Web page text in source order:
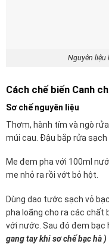
Nguyên liệu
Cách chế biến Canh
Sơ chế nguyên liệu
Thơm, hành tím và ngò
múi cau. Đậu bắp rửa
Me đem pha với 100ml
me nhỏ ra rồi vớt bỏ hột.
Dùng dao tước sạch vỏ
pha loãng cho ra các chất
với nước. Sau đó đem bạc
gang tay khi sơ chế bạc hà )